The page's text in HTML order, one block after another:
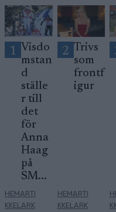
1 Visdo
mstan
d
ställe
r till
det
för
Anna
Haag
på
SM...
HEMARTI
KKELARK
2 Trivs
som
frontf
igur
HEMARTI
KKELARK